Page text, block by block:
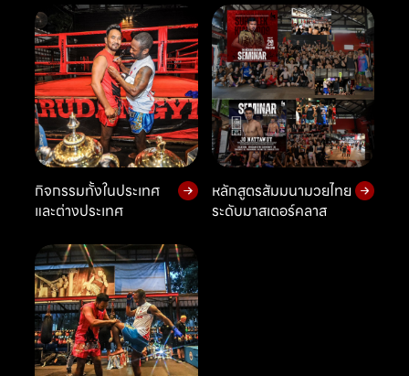
กิจกรรมทั้งในประเทศ
และต่างประเทศ
หลักสูตรสัมมนามวยไทย
ระดับมาสเตอร์คลาส